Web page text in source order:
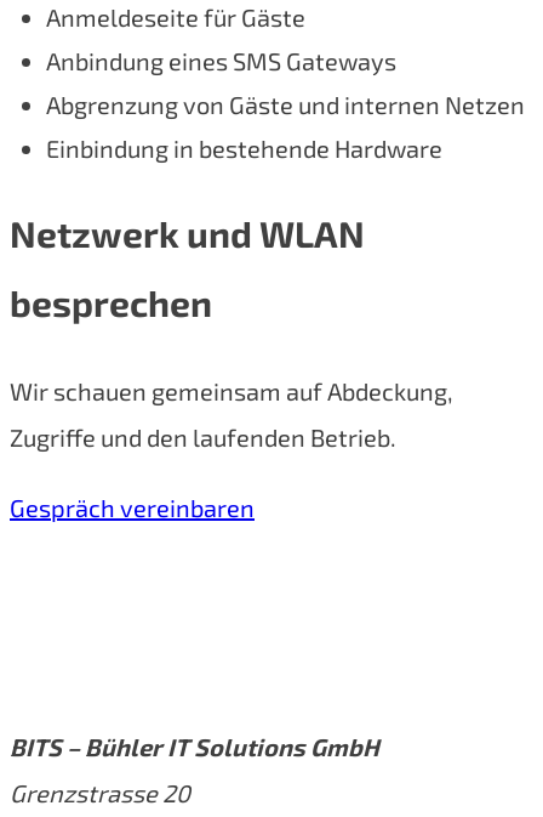
Anmeldeseite für Gäste
Anbindung eines SMS Gateways
Abgrenzung von Gäste und internen Netzen
Einbindung in bestehende Hardware
Netzwerk und WLAN
besprechen
Wir schauen gemeinsam auf Abdeckung,
Zugriffe und den laufenden Betrieb.
Gespräch vereinbaren
BITS – Bühler IT Solutions GmbH
Grenzstrasse 20